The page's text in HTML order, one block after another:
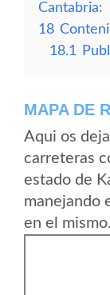
Cantabria:
18
18.1
MAPA DE
Aqui os
carreteras
estado de
manejando
en el mismo.